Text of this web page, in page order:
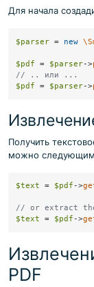
Для начала
$parser = new
$pdf = $parser->
// .. или ...
$pdf = $parser->
Получить
можно
$text = $pdf ->
// or extract
$text = $pdf ->
PDF